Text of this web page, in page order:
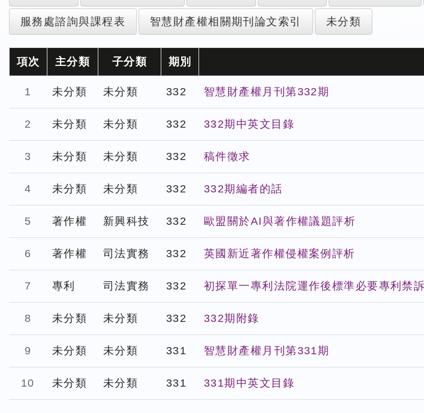
服務處諮詢與課程表 智慧財產權相關期刊論文索引 未分類
項次 主分類 子分類 期別
1 未分類 未分類 332 智慧財產權月刊第332期
2 未分類 未分類 332 332期中英文目錄
3 未分類 未分類 332 稿件徵求
4 未分類 未分類 332 332期編者的話
5 著作權 新興科技 332 歐盟關於AI與著作權議題評析
6 著作權 司法實務 332 英國新近著作權侵權案例評析
7 專利 司法實務 332 初探單一專利法院運作後標準必要專利
8 未分類 未分類 332 332期附錄
9 未分類 未分類 331 智慧財產權月刊第331期
10 未分類 未分類 331 331期中英文目錄